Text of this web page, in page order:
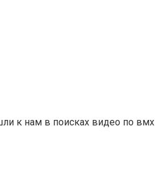
к нам в поисках видео по вмх